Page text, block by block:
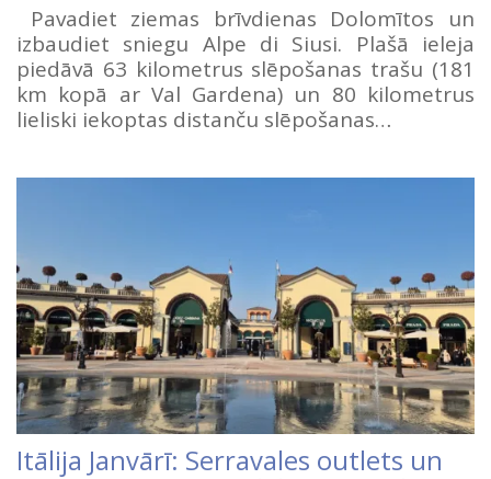
Pavadiet ziemas brīvdienas Dolomītos un
izbaudiet sniegu Alpe di Siusi. Plašā ieleja
piedāvā 63 kilometrus slēpošanas trašu (181
km kopā ar Val Gardena) un 80 kilometrus
lieliski iekoptas distanču slēpošanas…
Itālija Janvārī: Serravales outlets un